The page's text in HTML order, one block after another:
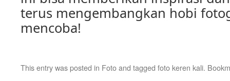
terus mengembangkan hobi
mencoba!
This entry was posted in Fotoand tagged foto keren kali.